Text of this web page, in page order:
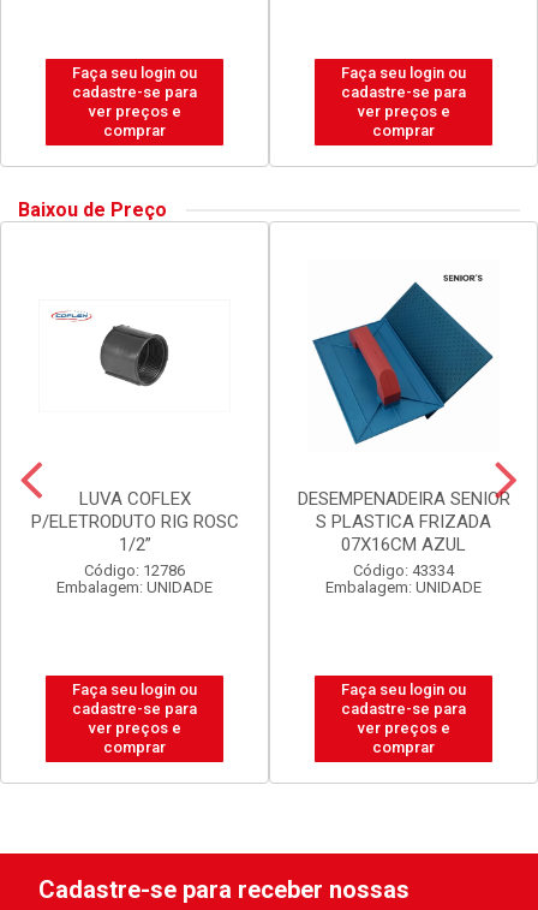
Faça seu login ou
cadastre-se para
ver preços e
comprar
Faça seu login ou
cadastre-se para
ver preços e
comprar
Baixou de Preço
LUVA COFLEX
P/ELETRODUTO RIG ROSC
1/2”
Código: 12786
Embalagem: UNIDADE
Faça seu login ou
cadastre-se para
ver preços e
comprar
DESEMPENADEIRA SENIOR
S PLASTICA FRIZADA
07X16CM AZUL
Código: 43334
Embalagem: UNIDADE
Faça seu login ou
cadastre-se para
ver preços e
comprar
Cadastre-se para receber nossas